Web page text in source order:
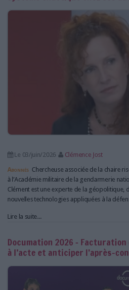
Le 03/juin/2026
Clémence Jost
Abonnés Chercheuse associée de la chaire
à l’Académie militaire de la gendarmerie
Clément est une experte de la géopolitique,
nouvelles technologies appliquées à la
Lire la suite...
Documation 2026 -
à l’acte et anticiper l’après-